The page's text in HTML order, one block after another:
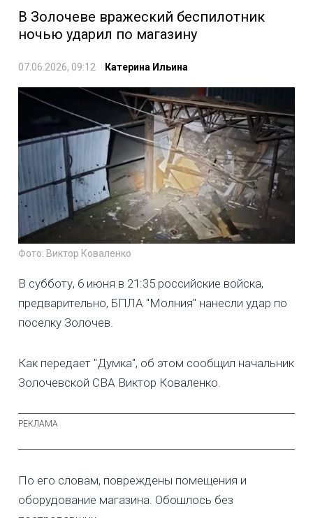
В Золочеве вражеский беспилотник
ночью ударил по магазину
07.06.2026, 09:12 Катерина Ильина
Фото: Виктор Коваленко
В субботу, 6 июня в 21:35 российские войска,
предварительно, БПЛА "Молния" нанесли удар по
поселку Золочев.
Как передает "Думка", об этом сообщил начальник
Золочевской СВА Виктор Коваленко.
По его словам, повреждены помещения и
оборудование магазина. Обошлось без